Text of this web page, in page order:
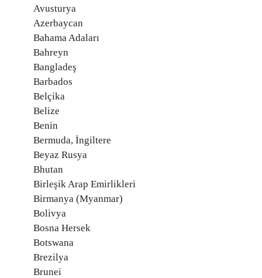
Avusturya
Azerbaycan
Bahama Adaları
Bahreyn
Bangladeş
Barbados
Belçika
Belize
Benin
Bermuda, İngiltere
Beyaz Rusya
Bhutan
Birleşik Arap Emirlikleri
Birmanya (Myanmar)
Bolivya
Bosna Hersek
Botswana
Brezilya
Brunei